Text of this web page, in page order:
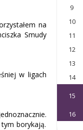
na
Smudy
w ligach
borykają.
9
10
11
12
13
14
15
16